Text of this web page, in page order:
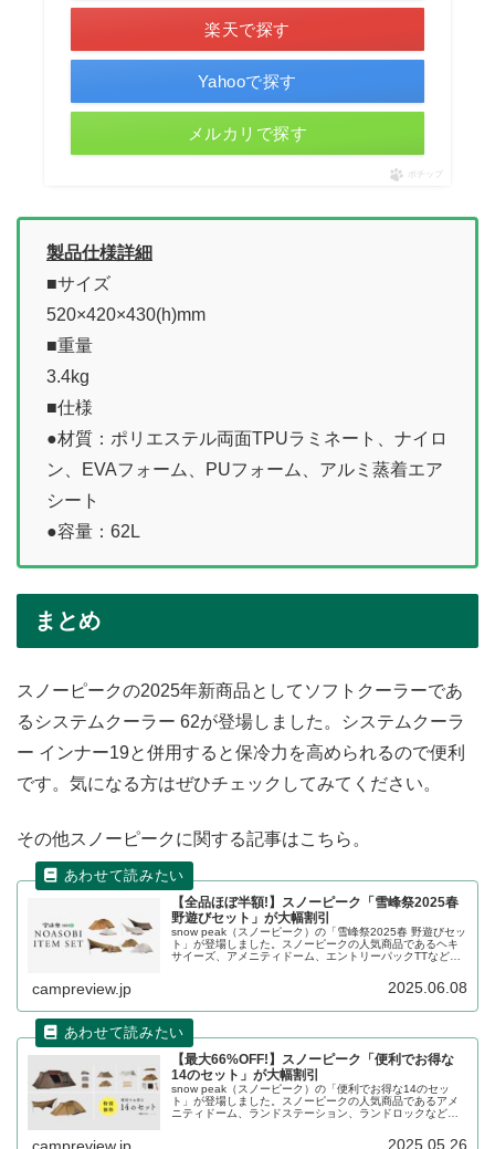
楽天で探す
Yahooで探す
メルカリで探す
ポチップ
製品仕様詳細
■サイズ
520×420×430(h)mm
■重量
3.4kg
■仕様
●材質：ポリエステル両面TPUラミネート、ナイロ
ン、EVAフォーム、PUフォーム、アルミ蒸着エア
シート
●容量：62L
まとめ
スノーピークの2025年新商品としてソフトクーラーであ
るシステムクーラー 62が登場しました。システムクーラ
ー インナー19と併用すると保冷力を高められるので便利
です。気になる方はぜひチェックしてみてください。
その他スノーピークに関する記事はこちら。
【全品ほぼ半額!】スノーピーク「雪峰祭2025春
野遊びセット」が大幅割引
snow peak（スノーピーク）の「雪峰祭2025春 野遊びセッ
ト」が登場しました。スノーピークの人気商品であるヘキ
サイーズ、アメニティドーム、エントリーパックTTなど
大幅に割り引かれています。詳細をレビューします。
campreview.jp 2025.06.08
【最大66%OFF!】スノーピーク「便利でお得な
14のセット」が大幅割引
snow peak（スノーピーク）の「便利でお得な14のセッ
ト」が登場しました。スノーピークの人気商品であるアメ
ニティドーム、ランドステーション、ランドロックなど
大幅に割り引かれています。詳細をレビューします。
2025.05.26